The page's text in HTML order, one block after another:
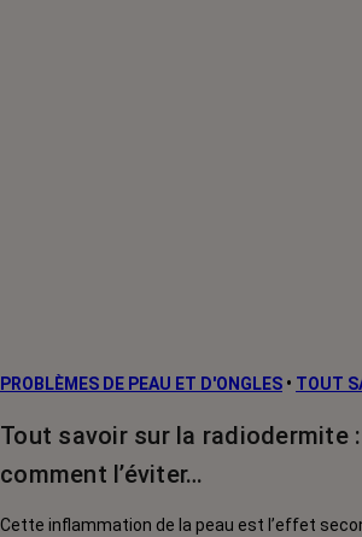
PROBLÈMES DE PEAU ET D'ONGLES • TOUT
Tout savoir sur la radiodermite
comment l’éviter…
Cette inflammation de la peau est l’effet